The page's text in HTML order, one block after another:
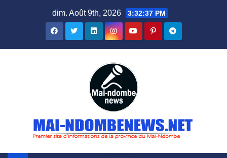
dim. Août 9th, 2026 3:32:38 PM